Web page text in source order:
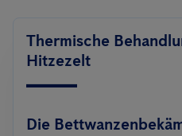
Thermische
Hitzezelt
Die